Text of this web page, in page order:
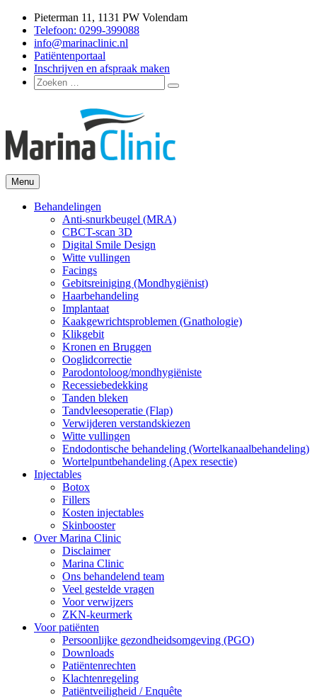
naar
inhoud
Pieterman 11, 1131 PW Volendam
Telefoon: 0299-399088
info@marinaclinic.nl
Patiëntenportaal
Inschrijven en afspraak maken
Zoeken
naar:
Zoeken
Marina Clinic
Omdat u goed in uw vel mag zitten.
Menu
Behandelingen
Anti-snurkbeugel (MRA)
CBCT-scan 3D
Digital Smile Design
Witte vullingen
Facings
Gebitsreiniging (Mondhygiënist)
Haarbehandeling
Implantaat
Kaakgewrichtsproblemen (Gnathologie)
Klikgebit
Kronen en Bruggen
Ooglidcorrectie
Parodontoloog/mondhygiëniste
Recessiebedekking
Tanden bleken
Tandvleesoperatie (Flap)
Verwijderen verstandskiezen
Witte vullingen
Endodontische behandeling (Wortelkanaalbehandeling)
Wortelpuntbehandeling (Apex resectie)
Injectables
Botox
Fillers
Kosten injectables
Skinbooster
Over Marina Clinic
Disclaimer
Marina Clinic
Ons behandelend team
Veel gestelde vragen
Voor verwijzers
ZKN-keurmerk
Voor patiënten
Persoonlijke gezondheidsomgeving (PGO)
Downloads
Patiëntenrechten
Klachtenregeling
Patiëntveiligheid / Enquête